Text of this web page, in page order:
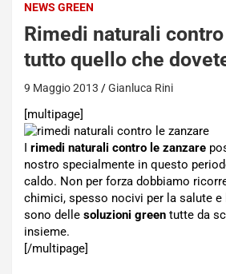
NEWS GREEN
Rimedi naturali
tutto quello che
9 Maggio 2013 Gianluca Rini
[multipage]
I rimedi naturali contro le zanzare
nostro specialmente in questo
caldo. Non per forza dobbiamo
chimici, spesso nocivi per la salute e
sono delle soluzioni green tutte da
insieme.
[/multipage]